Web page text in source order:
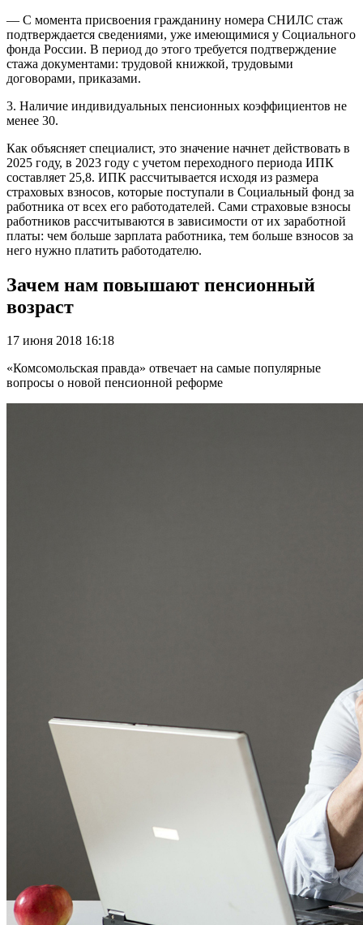
— С момента присвоения гражданину номера СНИЛС стаж
подтверждается сведениями, уже имеющимися у Социального
фонда России. В период до этого требуется подтверждение
стажа документами: трудовой книжкой, трудовыми
договорами, приказами.
3. Наличие индивидуальных пенсионных коэффициентов не
менее 30.
Как объясняет специалист, это значение начнет действовать в
2025 году, в 2023 году с учетом переходного периода ИПК
составляет 25,8. ИПК рассчитывается исходя из размера
страховых взносов, которые поступали в Социальный фонд за
работника от всех его работодателей. Сами страховые взносы
работников рассчитываются в зависимости от их заработной
платы: чем больше зарплата работника, тем больше взносов за
него нужно платить работодателю.
Зачем нам повышают пенсионный
возраст
17 июня 2018 16:18
«Комсомольская правда» отвечает на самые популярные
вопросы о новой пенсионной реформе